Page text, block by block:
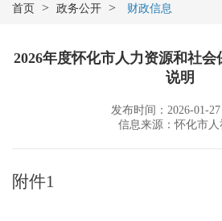
首页 > 政务公开 > 财政信息
2026年度怀化市人力资源和社
说明
发布时间：2026-01-27
信息来源：怀化市人
附件1